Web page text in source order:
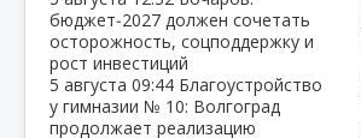
бюджет‑2027 должен сочетать
осторожность, соцподдержку и
рост инвестиций
5 августа 09:44 Благоустройство
у гимназии № 10: Волгоград
продолжает реализацию